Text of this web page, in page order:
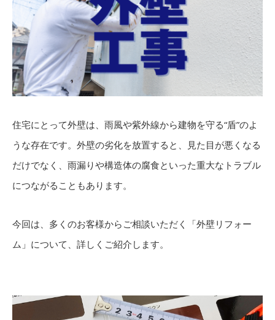
住宅にとって外壁は、雨風や紫外線から建物を守る“盾”のよ
うな存在です。外壁の劣化を放置すると、見た目が悪くなる
だけでなく、雨漏りや構造体の腐食といった重大なトラブル
につながることもあります。
今回は、多くのお客様からご相談いただく「外壁リフォー
ム」について、詳しくご紹介します。